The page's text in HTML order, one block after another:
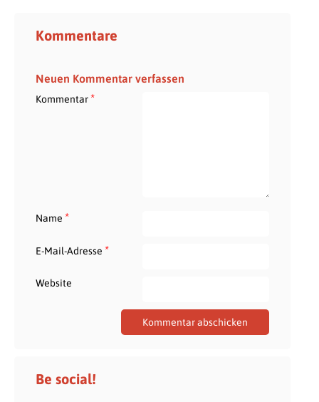
Kommentare
Neuen Kommentar verfassen
Kommentar*
Name *
E-Mail-Adresse *
Website
Be social!